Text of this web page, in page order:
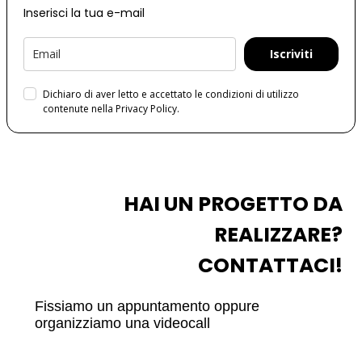
Inserisci la tua e-mail
Iscriviti
Dichiaro di aver letto e accettato le condizioni di utilizzo
contenute nella Privacy Policy.
HAI UN PROGETTO DA
REALIZZARE?
CONTATTACI!
Fissiamo un appuntamento oppure
organizziamo una videocall